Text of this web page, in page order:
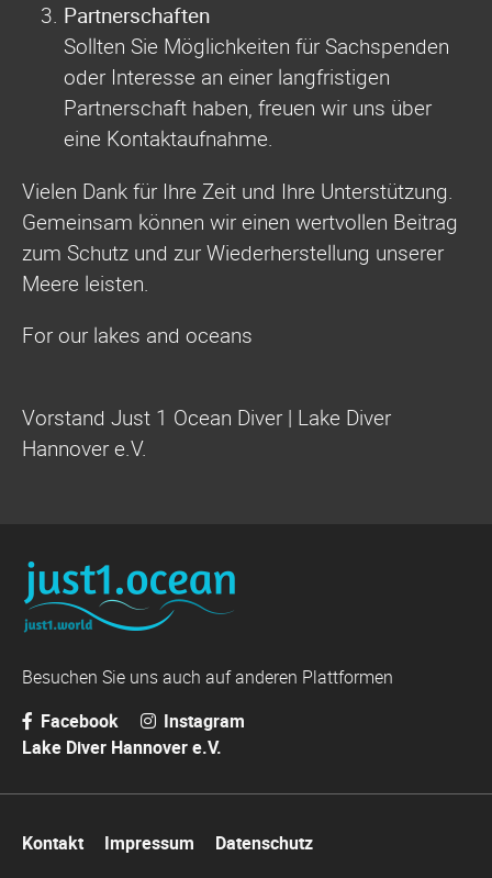
Partnerschaften
Sollten Sie Möglichkeiten für Sachspenden
oder Interesse an einer langfristigen
Partnerschaft haben, freuen wir uns über
eine Kontaktaufnahme.
Vielen Dank für Ihre Zeit und Ihre Unterstützung.
Gemeinsam können wir einen wertvollen Beitrag
zum Schutz und zur Wiederherstellung unserer
Meere leisten.
For our lakes and oceans
Vorstand Just 1 Ocean Diver | Lake Diver
Hannover e.V.
Besuchen Sie uns auch auf anderen Plattformen
Facebook
Instagram
Lake Diver Hannover e.V.
überspringen
Kontakt Impressum Datenschutz